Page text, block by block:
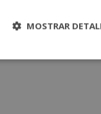
MOSTRAR